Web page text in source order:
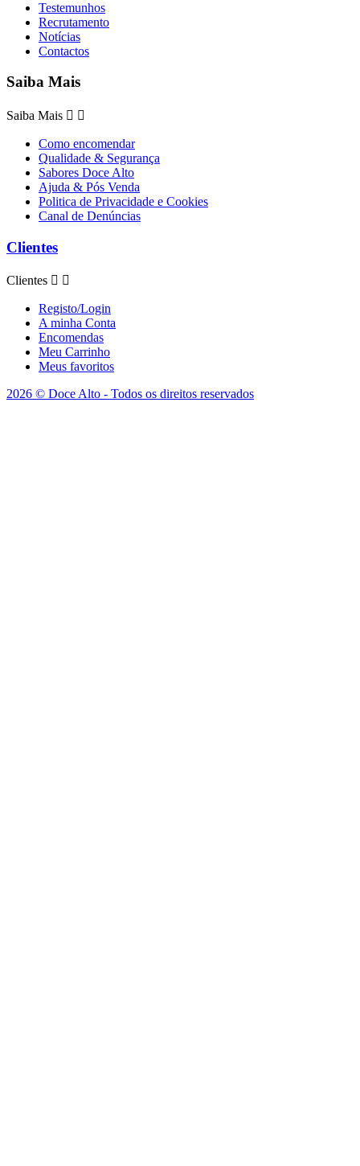
Testemunhos
Recrutamento
Notícias
Contactos
Saiba Mais
Saiba Mais  
Como encomendar
Qualidade & Segurança
Sabores Doce Alto
Ajuda & Pós Venda
Politica de Privacidade e Cookies
Canal de Denúncias
Clientes
Clientes  
Registo/Login
A minha Conta
Encomendas
Meu Carrinho
Meus favoritos
2026 © Doce Alto - Todos os direitos reservados